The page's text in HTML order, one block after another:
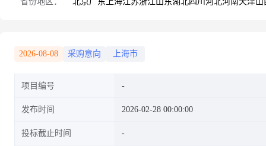
2026-08-08 采购意向 上海市
项目编号
发布时间 2026-02-28 00:00:00
投标截止时间